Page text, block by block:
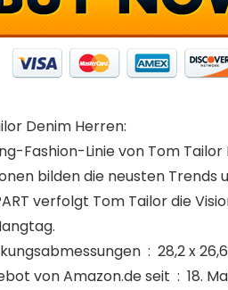
Denim Herren:
Fashion-Linie von Tom
bilden die neusten Trends
verfolgt Tom Tailor die
Im Angebot von